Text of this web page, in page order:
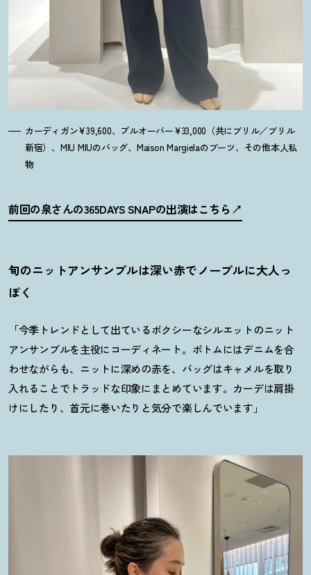
カーディガン¥39,600、プルオーバー¥33,000（共にブリル／ブリル
新宿）、MIU MIUのバッグ、Maison Margielaのブーツ、その他本人私
物
前回の泉さんの365DAYS SNAPの出演はこちら
旬のニットアンサンブルは深い赤でノーブルに大人っ
ぽく
「今季トレンドとして出ているボクシーなシルエットのニット
アンサンブルを主役にコーディネート。ボトムにはデニムを合
わせながらも、ニットに深めの赤を、バッグはキャメルを取り
入れることでトラッドな印象にまとめています。カーデは肩掛
けにしたり、首元に巻いたりと気分で楽しんでいます」